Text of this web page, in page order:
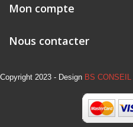
Mon compte
Nous contacter
Copyright 2023 - Design BS CONSEIL